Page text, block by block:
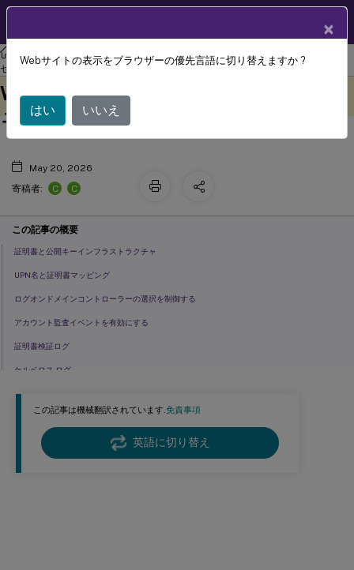
XenAppおよびXenDesktop
XenAppおよびXenDesktop 7.15 LTSR
セキュリティ
この記事は機械翻訳されています.免責事項
英語に切り替え
翻訳されています。
フェデレーション認証サービス
Windowsログオンの問題のトラブルシ
ューティング
May 20, 2026
寄稿者:
C C
この記事の概要
証明書と公開キーインフラストラクチャ
UPN名と証明書マッピング
ログオンドメインコントローラーの選択を制御する
アカウント監査イベントを有効にする
証明書検証ログ
ケルベロス ログ
イベントログメッセージ
ドメインコントローラーのCAPI2ログ
ドメインコントローラーのセキュリティログ
×
Webサイトの表示をブラウザーの優先言語に切り替えますか ?
はい いいえ